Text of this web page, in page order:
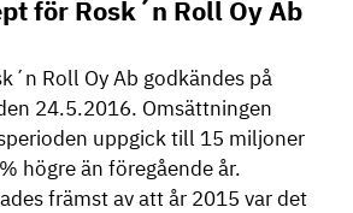
för Rosk´n Roll Oy Ab
Roll Oy Ab godkändes på
24.5.2016. Omsättningen
uppgick till 15 miljoner
högre än föregående år.
främst av att år 2015 var det